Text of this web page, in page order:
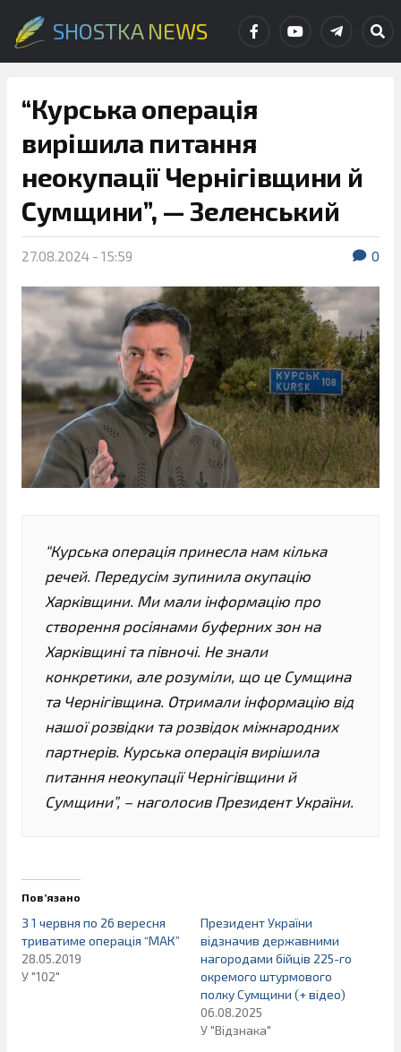
SHOSTKA NEWS
“Курська операція
вирішила питання
неокупації Чернігівщини й
Сумщини”, — Зеленський
27.08.2024 - 15:59 0
“Курська операція принесла нам кілька
речей. Передусім зупинила окупацію
Харківщини. Ми мали інформацію про
створення росіянами буферних зон на
Харківщині та півночі. Не знали
конкретики, але розуміли, що це Сумщина
та Чернігівщина. Отримали інформацію від
нашої розвідки та розвідок міжнародних
партнерів. Курська операція вирішила
питання неокупації Чернігівщини й
Сумщини”, – наголосив Президент України.
Пов’язано
З 1 червня по 26 вересня
триватиме операція “МАК”
28.05.2019
У "102"
Президент України
відзначив державними
нагородами бійців 225-го
окремого штурмового
полку Сумщини (+ відео)
06.08.2025
У "Відзнака"